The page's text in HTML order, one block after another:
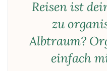
Reisen ist
zu
Albtraum?
einfach